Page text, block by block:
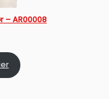
– AR00008